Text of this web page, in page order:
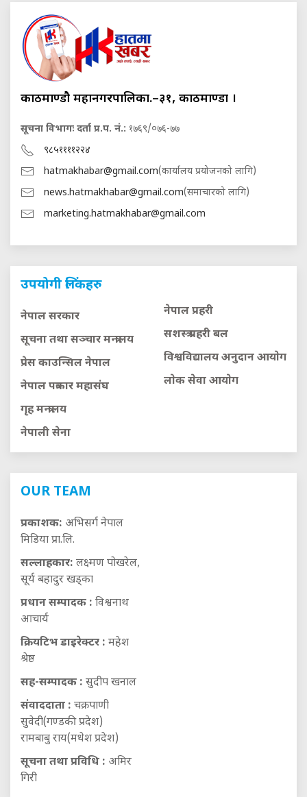
काठमाण्डौ महानगरपालिका.–३१, काठमाण्डौं ।
सूचना विभागः दर्ता प्र.प. नं.: १७६९/०७६-७७
९८५११११२२४
hatmakhabar@gmail.com(कार्यालय प्रयोजनको लागि)
news.hatmakhabar@gmail.com(समाचारको लागि)
marketing.hatmakhabar@gmail.com
उपयोगी लिंकहरु
नेपाल सरकार
सूचना तथा सञ्चार मन्त्रालय
प्रेस काउन्सिल नेपाल
नेपाल पत्रकार महासंघ
गृह मन्त्रालय
नेपाली सेना
नेपाल प्रहरी
सशस्त्र प्रहरी बल
विश्वविद्यालय अनुदान आयाेग
लाेक सेवा आयाेग
OUR TEAM
प्रकाशक: अभिसर्ग नेपाल
मिडिया प्रा.लि.
सल्लाहकार: लक्ष्मण पोखरेल,
सूर्य बहादुर खड्का
प्रधान सम्पादक : विश्वनाथ
आचार्य
क्रियटिभ डाइरेक्टर : महेश
श्रेष्ठ
सह-सम्पादक : सुदीप खनाल
संवाददाता : चक्रपाणी
सुवेदी(गण्डकी प्रदेश)
रामबाबु राय(मधेश प्रदेश)
सूचना तथा प्रविधि : अमिर
गिरी